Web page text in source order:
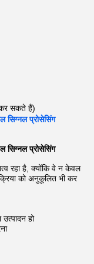
सकते हैं)
सिग्नल प्रोसेसिंग
सिग्नल प्रोसेसिंग
रहा है, क्योंकि वे न केवल
को अनुकूलित भी कर
हो